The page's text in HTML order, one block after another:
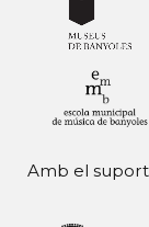
Amb el